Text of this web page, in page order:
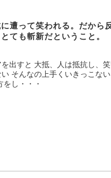
遭って笑われる。だから
ても斬新だということ。
出すと 大抵、人は抵抗し、
そんなの上手くいきっこな
し・・・